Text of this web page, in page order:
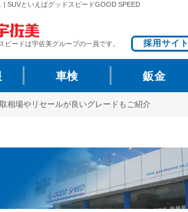
SUVといえばグッドスピードGOOD SPEED
ピードは宇佐美グループの一員です。 採用サイト
車検 鈑金
相場やリセールが良いグレードもご紹介